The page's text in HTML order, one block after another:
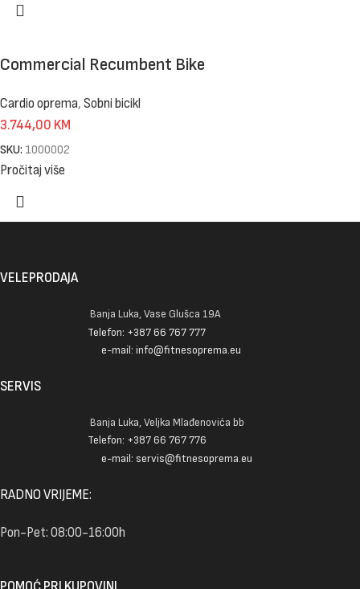
Commercial Recumbent Bike
Cardio oprema, Sobni bicikl
3.744,00 KM
SKU: 1000002
Pročitaj više
VELEPRODAJA
Banja Luka, Vase Glušca 19A
Telefon: +387 66 767 777
e-mail: info@fitnesoprema.eu
SERVIS
Banja Luka, Veljka Mlađenovića bb
Telefon: +387 66 767 776
e-mail: servis@fitnesoprema.eu
RADNO VRIJEME:
Pon-Pet: 08:00-16:00h